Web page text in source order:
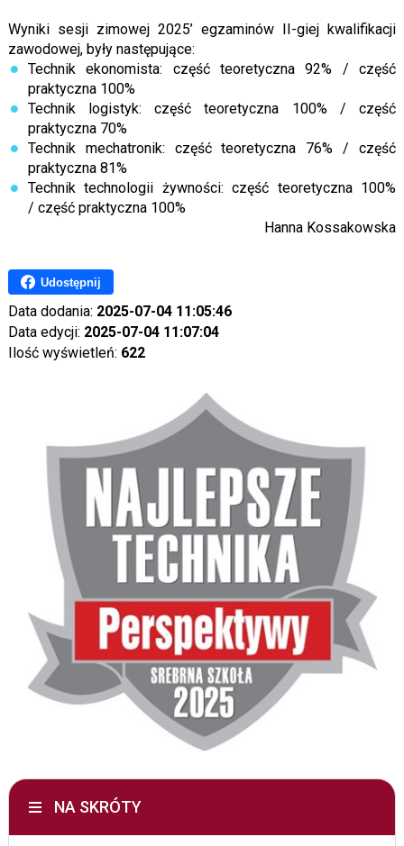
Wyniki sesji zimowej 2025’ egzaminów II-giej kwalifikacji
zawodowej, były następujące:
Technik ekonomista: część teoretyczna 92% / część
praktyczna 100%
Technik logistyk: część teoretyczna 100% / część
praktyczna 70%
Technik mechatronik: część teoretyczna 76% / część
praktyczna 81%
Technik technologii żywności: część teoretyczna 100%
/ część praktyczna 100%
Hanna Kossakowska
Udostępnij
Data dodania: 2025-07-04 11:05:46
Data edycji: 2025-07-04 11:07:04
Ilość wyświetleń: 622
NA SKRÓTY